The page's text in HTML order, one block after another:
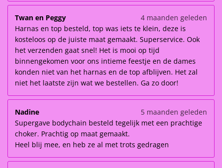
Twan en Peggy
4 maanden geleden
Harnas en top besteld, top was iets te klein, deze is
kosteloos op de juiste maat gemaakt. Superservice. Ook
het verzenden gaat snel! Het is mooi op tijd
binnengekomen voor ons intieme feestje en de dames
konden niet van het harnas en de top afblijven. Het zal
niet het laatste zijn wat we bestellen. Ga zo door!
Nadine
5 maanden geleden
Supergave bodychain besteld tegelijk met een prachtige
choker. Prachtig op maat gemaakt.
Heel blij mee, en heb ze al met trots gedragen